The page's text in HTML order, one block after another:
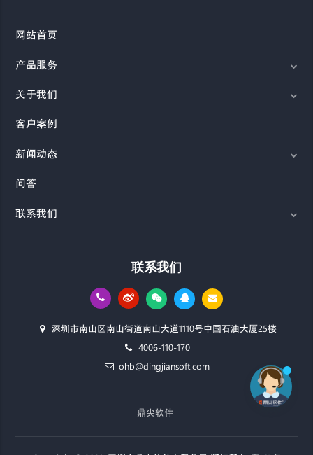
网站首页
产品服务
关于我们
客户案例
新闻动态
问答
联系我们
联系我们
深圳市南山区南山街道南山大道1110号中国石油大厦25楼
4006-110-170
ohb@dingjiansoft.com
鼎尖软件